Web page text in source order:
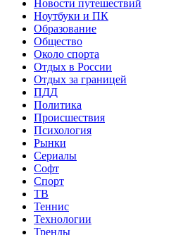
Новости путешествий
Ноутбуки и ПК
Образование
Общество
Около спорта
Отдых в России
Отдых за границей
ПДД
Политика
Происшествия
Психология
Рынки
Сериалы
Софт
Спорт
ТВ
Теннис
Технологии
Тренды